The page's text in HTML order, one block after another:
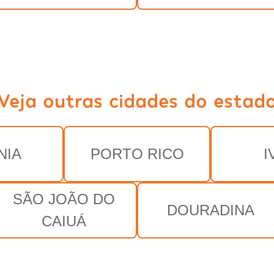
outras cidades do
PORTO RICO
SÃO JOÃO DO
CAIUÁ
DOURADINA